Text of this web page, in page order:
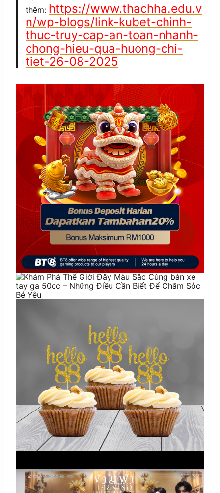
thêm: https://www.thachha.edu.v
n/wp-blogs/link-kubet-chinh-
thuc-truy-cap-an-toan-nhanh-
chong-hieu-qua-huong-chi-
tiet-26-08-2025